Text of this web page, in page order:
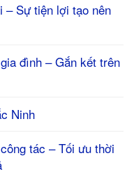
– Sự tiện lợi tạo nên
đình – Gắn kết trên
Ninh
tác – Tối ưu thời